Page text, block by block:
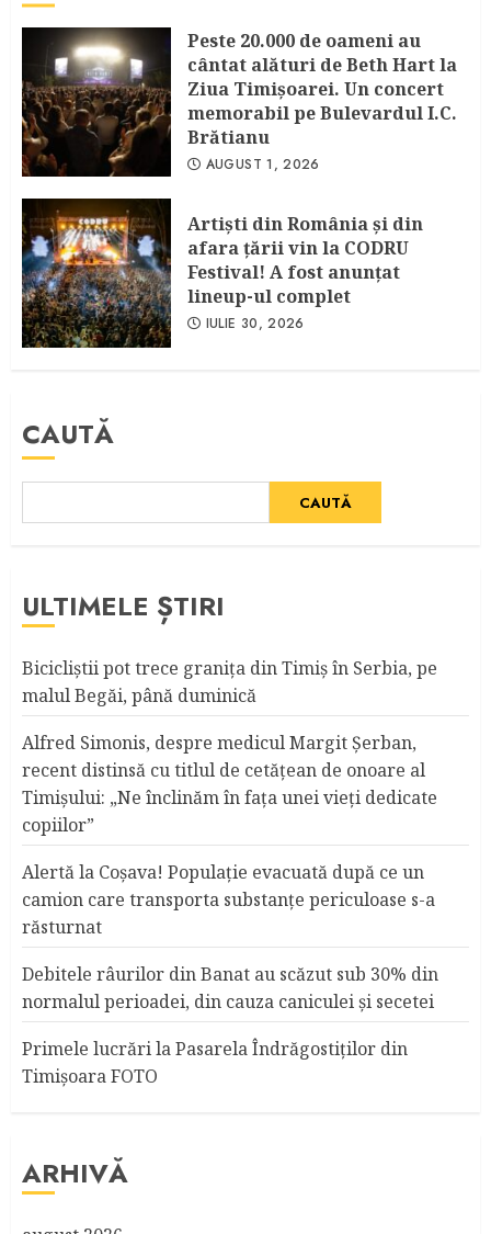
Peste 20.000 de oameni au
cântat alături de Beth Hart la
Ziua Timișoarei. Un concert
memorabil pe Bulevardul I.C.
Brătianu
AUGUST 1, 2026
Artişti din România şi din
afara ţării vin la CODRU
Festival! A fost anunţat
lineup-ul complet
IULIE 30, 2026
CAUTĂ
CAUTĂ
ULTIMELE ȘTIRI
Bicicliştii pot trece graniţa din Timiş în Serbia, pe
malul Begăi, până duminică
Alfred Simonis, despre medicul Margit Şerban,
recent distinsă cu titlul de cetățean de onoare al
Timişului: „Ne înclinăm în fața unei vieți dedicate
copiilor”
Alertă la Coşava! Populaţie evacuată după ce un
camion care transporta substanţe periculoase s-a
răsturnat
Debitele râurilor din Banat au scăzut sub 30% din
normalul perioadei, din cauza caniculei şi secetei
Primele lucrări la Pasarela Îndrăgostiţilor din
Timişoara FOTO
ARHIVĂ